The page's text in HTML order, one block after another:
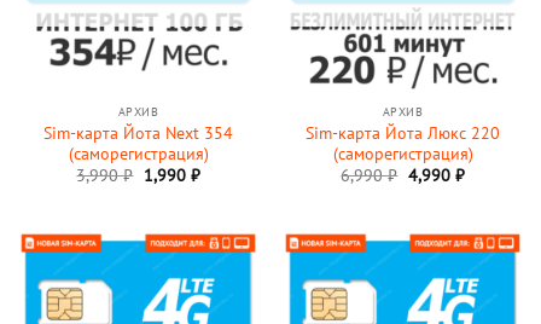
АРХИВ
Sim-карта Йота Next 354
(саморегистрация)
3,990₽ Первоначальная
цена
1,990 ₽Текущая
АРХИВ
Sim-карта Йота Люкс 220
(саморегистрация)
6,990₽ Первоначальная
цена
4,990 ₽Текущая